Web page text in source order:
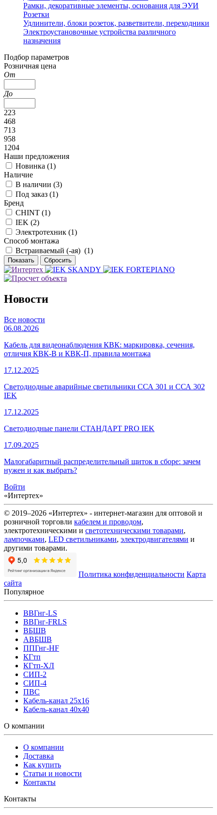
Рамки, декоративные элементы, основания для ЭУИ
Розетки
Удлинители, блоки розеток, разветвители, переходники
Электроустановочные устройства различного
назначения
Подбор параметров
Розничная цена
От
До
223
468
713
958
1204
Наши предложения
Новинка (1)
Наличие
В наличии (3)
Под заказ (1)
Бренд
CHINT (1)
IEK (2)
Электротехник (1)
Способ монтажа
Встраиваемый (-ая) (1)
Новости
Все новости
06.08.2026
Кабель для видеонаблюдения КВК: маркировка, сечения,
отличия КВК-В и КВК-П, правила монтажа
17.12.2025
Светодиодные аварийные светильники ССА 301 и ССА 302
IEK
17.12.2025
Светодиодные панели СТАНДАРТ PRO IEK
17.09.2025
Малогабаритный распределительный щиток в сборе: зачем
нужен и как выбрать?
Войти
«Интертех»
© 2019–2026 «Интертех» - интернет-магазин для оптовой и
розничной торговли кабелем и проводом,
электротехническими и светотехническими товарами,
лампочками, LED светильниками, электродвигателями и
другими товарами.
Политика конфиденциальности Карта
сайта
Популярное
ВВГнг-LS
ВВГнг-FRLS
ВБШВ
АВБШВ
ППГнг-HF
КГтп
КГтп-ХЛ
СИП-2
СИП-4
ПВС
Кабель-канал 25х16
Кабель-канал 40х40
О компании
О компании
Доставка
Как купить
Статьи и новости
Контакты
Контакты